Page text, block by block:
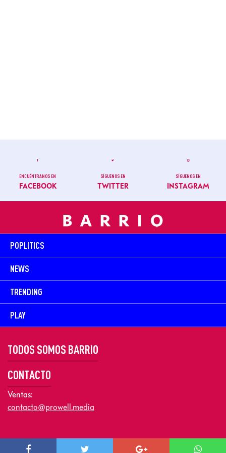
ENCUÉNTRANOS EN
FACEBOOK
SÍGUENOS EN
TWITTER
SÍGUENOS EN
INSTAGRAM
POPLITICS
NEWS
TRENDING
PLAY
TODOS SOMOS BARRIO
CONTACTO
Ventas:
contacto@prowell.media
Copyright © 2026 Prowel Media. Todos los derechos reservados – Aviso de Privacidad